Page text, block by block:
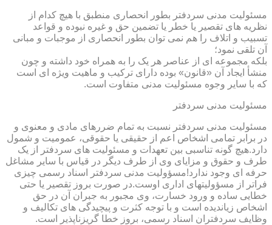
مسئولیت مدنی سردفتر بطور انحصاری منطبق با هیچ کدام از
نظریه های تقصیر یا خطر یا تضمین حق و غیره نبوده و قواعد
تسبیب و اتلاف را هم نمی توان بطور انحصاری از موجبات و مبانی
آن تلقی نمود؛
بلکه مجموعه ای از عناصر هر یک را به همراه خود داشته و چون
منشأ ایجاد آن «قانون» بوده دارای ترکیب و ماهیت ویژه ای است
که با سایر وجوه مسئولیت مدنی متفاوت است.
مسئولیت مدنی سردفتر
مسئولیت مدنی سردفتر نسبت به تمام ضررهای مادی و معنوی و
در برابر تمامی اشخاص اعم از حقیقی یا حقوقی، عمومیت و شمول
دارد.هیچ گونه تناسبی بین تعهدات و مسئولیت های سردفتر از یک
طرف و حقوق و مزایای وی از طرف دیگر در قیاس با سایر مشاغل
حرفه ای وجود ندارد!مسؤولیت مدنی سردفتر اسناد رسمی چیزی
فراتر از مسؤولیتهای اداری اوست.در صورت بروز تقصیر یا حتی
خطایی ساده و ورود خسارت، وی مجبور به جبران آن در حق
اشخاص زیاندیده است و با توجه کثرت و پیچیدگی های تکالیف و
وظایف سردفتران اسناد رسمی، بروز خطا گریزناپذیر است.